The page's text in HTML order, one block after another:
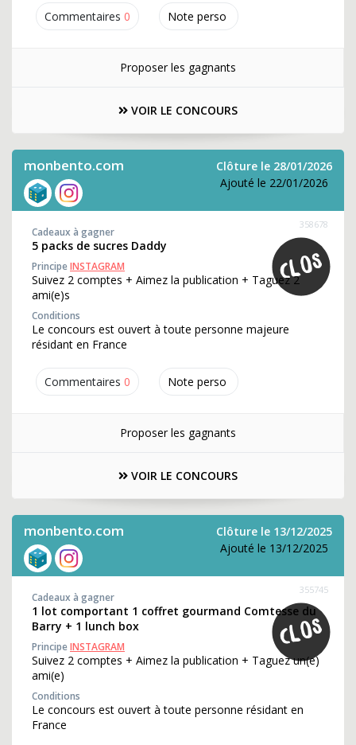
Commentaires 0 Note perso
Proposer les gagnants
VOIR LE CONCOURS
monbento.com
Clôture le 28/01/2026
Ajouté le 22/01/2026
Commentaires 0 Note perso
358678
Cadeaux à gagner
5 packs de sucres Daddy
PrincipeINSTAGRAM
Suivez 2 comptes + Aimez la publication + Taguez 2
ami(e)s
Conditions
Le concours est ouvert à toute personne majeure
résidant en France
Proposer les gagnants
VOIR LE CONCOURS
monbento.com
Clôture le 13/12/2025
Ajouté le 13/12/2025
355745
Cadeaux à gagner
1 lot comportant 1 coffret gourmand Comtesse du
Barry + 1 lunch box
PrincipeINSTAGRAM
Suivez 2 comptes + Aimez la publication + Taguez un(e)
ami(e)
Conditions
Le concours est ouvert à toute personne résidant en
France